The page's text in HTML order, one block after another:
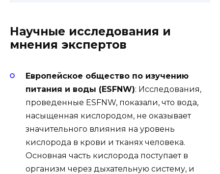
Научные исследования и
мнения экспертов
Европейское общество по изучению
питания и воды (ESFNW): Исследования,
проведенные ESFNW, показали, что вода,
насыщенная кислородом, не оказывает
значительного влияния на уровень
кислорода в крови и тканях человека.
Основная часть кислорода поступает в
организм через дыхательную систему, и